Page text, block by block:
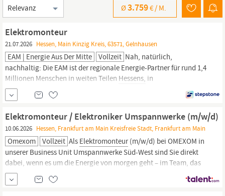
Sortierung
Ø3.759€ / M.
Elektromonteur
21.07.2026 Hessen, Main Kinzig Kreis, 63571, Gelnhausen
EAM | Energie Aus Der Mitte Vollzeit Nah, natürlich,
nachhaltig: Die EAM ist der regionale Energie-Partner für rund 1,4
Millionen Menschen in weiten Teilen Hessens, in
Südniedersachsen sowie in Teilen von Nordrhein-Westfalen,
Thüringen und Rheinland-Pfalz. Als 100 Prozent kommunales
Unternehmen sorgt die EAM für eine sichere Energieversorgung,
entwickelt
Elektromonteur / Elektroniker Umspannwerke (m/w/d)
10.06.2026 Hessen, Frankfurt am Main Kreisfreie Stadt, Frankfurt am Main
Omexom Vollzeit Als Elektromonteur(m/w/d) bei OMEXOM in
unserer Business Unit Umspannwerke Süd-West sind Sie direkt
dabei, wenn es um die Energie von morgen geht – im Team, das
Zusammenhalt lebt und Projekte gemeinsam vorantreibt.
erhalten Sie einen ersten Eindruck von der spannenden und